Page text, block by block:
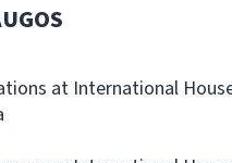
at International